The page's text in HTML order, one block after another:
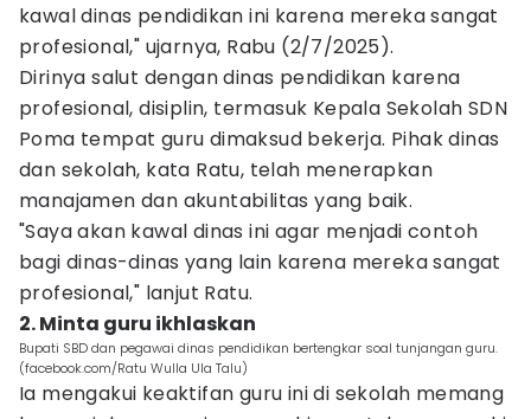
kawal dinas pendidikan ini karena mereka sangat
profesional," ujarnya, Rabu (2/7/2025).
Dirinya salut dengan dinas pendidikan karena
profesional, disiplin, termasuk Kepala Sekolah SDN
Poma tempat guru dimaksud bekerja. Pihak dinas
dan sekolah, kata Ratu, telah menerapkan
manajamen dan akuntabilitas yang baik.
"Saya akan kawal dinas ini agar menjadi contoh
bagi dinas-dinas yang lain karena mereka sangat
profesional," lanjut Ratu.
2. Minta guru ikhlaskan
Bupati SBD dan pegawai dinas pendidikan bertengkar soal tunjangan guru.
(facebook.com/Ratu Wulla Ula Talu)
Ia mengakui keaktifan guru ini di sekolah memang